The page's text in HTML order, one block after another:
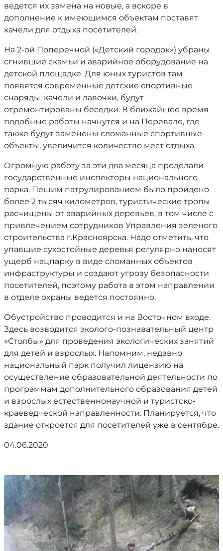
ведется их замена на новые, а вскоре в
дополнение к имеющимся объектам поставят
качели для отдыха посетителей.
На 2-ой Поперечной («Детский городок») убраны
сгнившие скамьи и аварийное оборудование на
детской площадке. Для юных туристов там
появятся современные детские спортивные
снаряды, качели и лавочки, будут
отремонтированы беседки. В ближайшее время
подобные работы начнутся и на Перевале, где
также будут заменены сломанные спортивные
объекты, увеличится количество мест отдыха.
Огромную работу за эти два месяца проделали
государственные инспекторы национального
парка. Пешим патрулированием было пройдено
более 2 тысяч километров, туристические тропы
расчищены от аварийных деревьев, в том числе с
привлечением сотрудников Управления зеленого
строительства г.Красноярска. Надо отметить, что
упавшие сухостойные деревья регулярно наносят
ущерб нацпарку в виде сломанных объектов
инфраструктуры и создают угрозу безопасности
посетителей, поэтому работа в этом направлении
в отделе охраны ведется постоянно.
Обустройство проводится и на Восточном входе.
Здесь возводится эколого-познавательный центр
«Столбы» для проведения экологических занятий
для детей и взрослых. Напомним, недавно
национальный парк получил лицензию на
осуществление образовательной деятельности по
программам дополнительного образования детей
и взрослых естественнонаучной и туристско-
краеведческой направленности. Планируется, что
здание откроется для посетителей уже в сентябре.
04.06.2020